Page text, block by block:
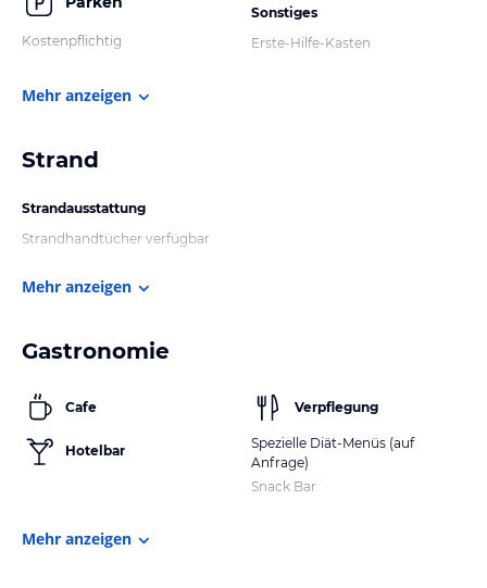
Kostenpflichtig
Sonstiges
Erste-Hilfe-Kasten
Mehr anzeigen
Strand
Strandausstattung
Strandhandtücher verfügbar
Mehr anzeigen
Gastronomie
Cafe
Hotelbar
Verpflegung
Spezielle Diät-Menüs (auf
Anfrage)
Snack Bar
Mehr anzeigen